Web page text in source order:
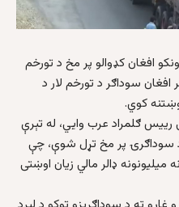
افغان کډوالو پر مخ د تورخم
سوداګر د تورخم لار د
کوي.
ریيس ګلمراد عرب وایي، له تېرې
سوداګرۍ پر مخ تړل شوې، چې
ډالر مالي زیان اوښتی